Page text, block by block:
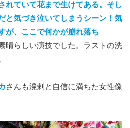
れていて花まで生けてある。そし
と気づき泣いてしまうシーン！気
が、ここで何かが崩れ落ち
晴らしい演技でした。ラストの洗
さんも溌剌と自信に満ちた女性像